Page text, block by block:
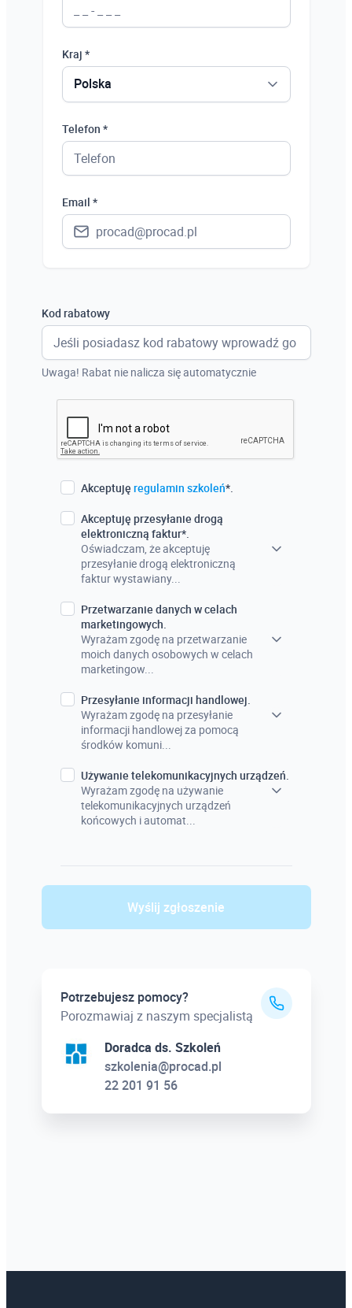
Kraj *
Polska
Telefon *
Email *
Kod rabatowy
Uwaga! Rabat nie nalicza się automatycznie
Akceptuję regulamin szkoleń*.
Akceptuję przesyłanie drogą
elektroniczną faktur*.
Oświadczam, że akceptuję
przesyłanie drogą elektroniczną
faktur wystawiany...
Przetwarzanie danych w celach
marketingowych.
Wyrażam zgodę na przetwarzanie
moich danych osobowych w celach
marketingow...
Przesyłanie informacji handlowej.
Wyrażam zgodę na przesyłanie
informacji handlowej za pomocą
środków komuni...
Używanie telekomunikacyjnych urządzeń.
Wyrażam zgodę na używanie
telekomunikacyjnych urządzeń
końcowych i automat...
Wyślij zgłoszenie
Potrzebujesz pomocy?
Porozmawiaj z naszym specjalistą
Doradca ds. Szkoleń
szkolenia@procad.pl
22 201 91 56
Polska
Ukraina
Niemcy
Wielka Brytania
Włochy
Francja
Szwecja
Holandia
Czechy